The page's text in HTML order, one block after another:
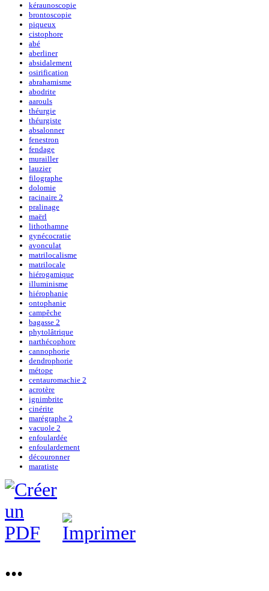
kéraunoscopie
brontoscopie
piqueux
cistophore
abé
aberliner
absidalement
osirification
abrahamisme
abodrite
aarouls
théurgie
théurgiste
absalonner
fenestron
fendage
murailler
lauzier
filographe
dolomie
racinaire 2
pralinage
maërl
lithothamne
gynécocratie
avonculat
matrilocalisme
matrilocale
hiérogamique
illuminisme
hiérophanie
ontophanie
campêche
bagasse 2
phytolâtrique
narthécophore
cannophorie
dendrophorie
métope
centauromachie 2
acrotère
ignimbrite
cinérite
marégraphe 2
vacuole 2
enfoulardée
enfoulardement
découronner
maratiste
...